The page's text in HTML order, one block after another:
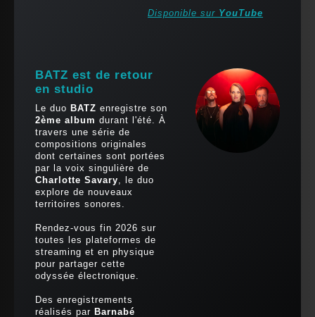
Disponible sur YouTube
BATZ est de retour
en studio
Le duo BATZ enregistre son
2ème album durant l'été. À
travers une série de
compositions originales
dont certaines sont portées
par la voix singulière de
Charlotte Savary, le duo
explore de nouveaux
territoires sonores.
Rendez-vous fin 2026 sur
toutes les plateformes de
streaming et en physique
pour partager cette
odyssée électronique.
Des enregistrements
réalisés par Barnabé